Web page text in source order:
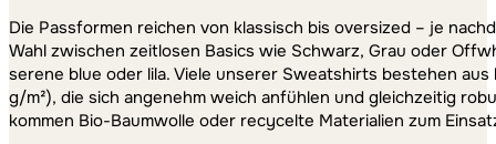
Die Passformen reichen von klassisch bis oversized – je
Wahl zwischen zeitlosen Basics wie Schwarz, Grau oder
serene blue oder lila. Viele unserer Sweatshirts bestehen
g/m²), die sich angenehm weich anfühlen und gleichzeitig
kommen Bio-Baumwolle oder recycelte Materialien zum